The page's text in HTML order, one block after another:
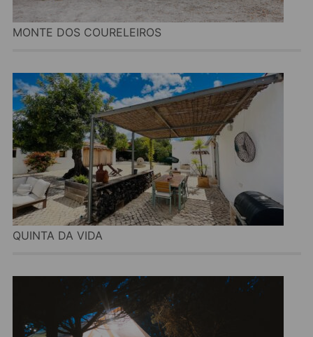
MONTE DOS COURELEIROS
QUINTA DA VIDA